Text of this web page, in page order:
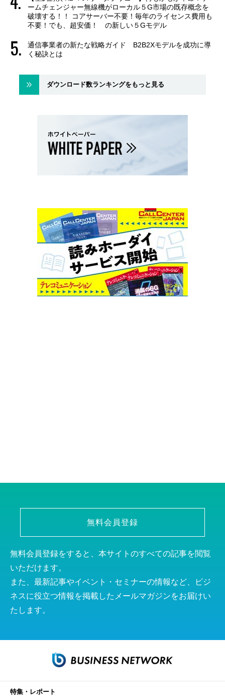
ームチェンジャー無線機がローカル５G市場の既存概念を
破壊する！！ コアサーバー不要！毎年のライセンス費用も
不要！でも、超安価！ の新しい５Gモデル
通信事業者の新たな戦略ガイド B2B2Xモデルを成功に導
く秘訣とは
ダウンロード数ランキングをもっと見る
無料会員登録
無料会員登録をすると、本サイトのすべての記事を閲覧
いただけます。
また、最新記事やイベント・セミナーの情報など、ビジ
ネスに役立つ情報を掲載したメールマガジンをお届けい
たします。
特集・レポート